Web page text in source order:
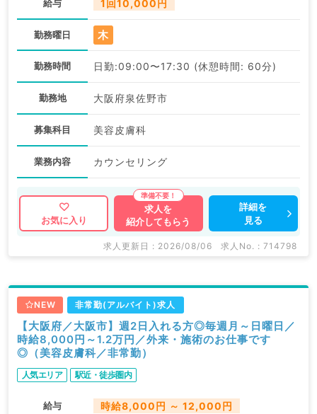
給与 1回10,000円
勤務曜日 木
勤務時間 日勤:09:00〜17:30 (休憩時間: 60分)
勤務地 大阪府泉佐野市
募集科目 美容皮膚科
業務内容 カウンセリング
お気に入り
求人を
紹介してもらう
詳細を
見る
求人更新日 : 2026/08/06 求人No. : 714798
NEW 非常勤(アルバイト)求人
【大阪府／大阪市】週2日入れる方◎毎週月～日曜日／
時給8,000円～1.2万円／外来・施術のお仕事です
◎（美容皮膚科／非常勤）
人気エリア 駅近・徒歩圏内
給与 時給8,000円 ～ 12,000円